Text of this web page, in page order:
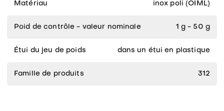
Matériau inox poli (OIML)
Poid de contrôle - valeur nominale 1 g - 50 g
Étui du jeu de poids dans un étui en plastique
Famille de produits 312